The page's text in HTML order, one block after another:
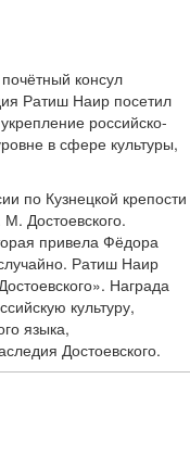
консул
Ратиш Наир посетил
российско-
в сфере культуры,
по Кузнецкой крепости
Достоевского.
привела Фёдора
Ратиш Наир
Награда
культуру,
языка,
Достоевского.